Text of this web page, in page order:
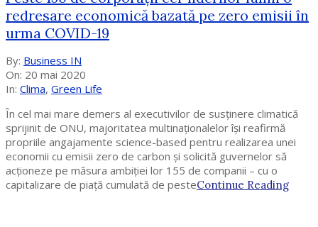
redresare economică bazată pe zero emisii în
urma COVID-19
2020-
05-
20
By: Business IN
On: 20 mai 2020
In: Clima, Green Life
În cel mai mare demers al executivilor de susținere climatică
sprijinit de ONU, majoritatea multinaționalelor își reafirmă
propriile angajamente science-based pentru realizarea unei
economii cu emisii zero de carbon și solicită guvernelor să
acționeze pe măsura ambiției lor 155 de companii – cu o
capitalizare de piață cumulată de pesteContinue Reading